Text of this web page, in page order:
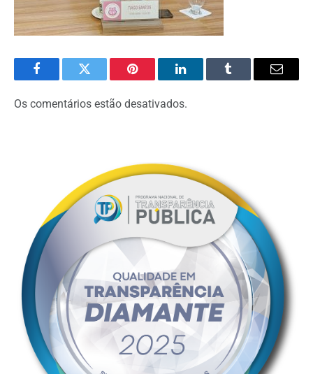
FacebookTwitter Pinterest O
LinkedIn
Tumblr
E-
Os comentários estão desativados.